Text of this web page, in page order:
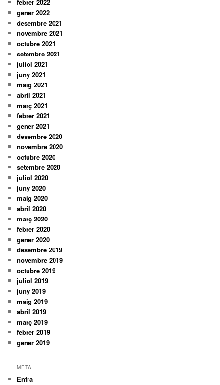
febrer 2022
gener 2022
desembre 2021
novembre 2021
octubre 2021
setembre 2021
juliol 2021
juny 2021
maig 2021
abril 2021
març 2021
febrer 2021
gener 2021
desembre 2020
novembre 2020
octubre 2020
setembre 2020
juliol 2020
juny 2020
maig 2020
abril 2020
març 2020
febrer 2020
gener 2020
desembre 2019
novembre 2019
octubre 2019
juliol 2019
juny 2019
maig 2019
abril 2019
març 2019
febrer 2019
gener 2019
META
Entra